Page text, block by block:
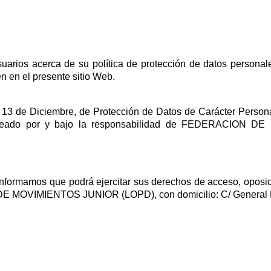
acerca de su política de protección de datos
en el presente sitio Web.
de Diciembre, de Protección de Datos de Carácter
por y bajo la responsabilidad de FEDERACION
que podrá ejercitar sus derechos de acceso,
MOVIMIENTOS JUNIOR (LOPD), con domicilio: C/